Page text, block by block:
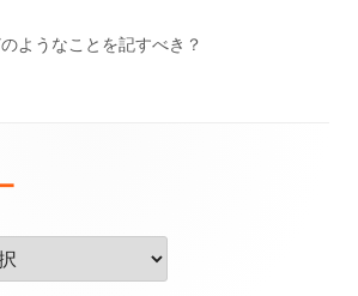
ようなことを記すべき？